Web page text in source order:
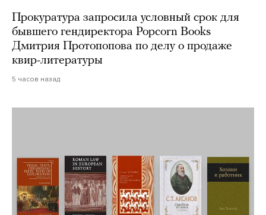
Прокуратура запросила условный срок для
бывшего гендиректора Popcorn Books
Дмитрия Протопопова по делу о продаже
квир-литературы
5 часов назад